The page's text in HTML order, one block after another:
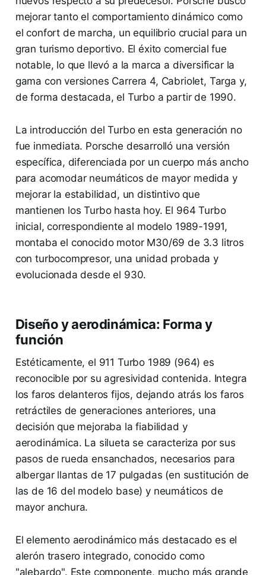
mejorar tanto el comportamiento dinámico como
el confort de marcha, un equilibrio crucial para un
gran turismo deportivo. El éxito comercial fue
notable, lo que llevó a la marca a diversificar la
gama con versiones Carrera 4, Cabriolet, Targa y,
de forma destacada, el Turbo a partir de 1990.
La introducción del Turbo en esta generación no
fue inmediata. Porsche desarrolló una versión
específica, diferenciada por un cuerpo más ancho
para acomodar neumáticos de mayor medida y
mejorar la estabilidad, un distintivo que
mantienen los Turbo hasta hoy. El 964 Turbo
inicial, correspondiente al modelo 1989-1991,
montaba el conocido motor M30/69 de 3.3 litros
con turbocompresor, una unidad probada y
evolucionada desde el 930.
Diseño y aerodinámica: Forma y
función
Estéticamente, el 911 Turbo 1989 (964) es
reconocible por su agresividad contenida. Integra
los faros delanteros fijos, dejando atrás los faros
retráctiles de generaciones anteriores, una
decisión que mejoraba la fiabilidad y
aerodinámica. La silueta se caracteriza por sus
pasos de rueda ensanchados, necesarios para
albergar llantas de 17 pulgadas (en sustitución de
las de 16 del modelo base) y neumáticos de
mayor anchura.
El elemento aerodinámico más destacado es el
alerón trasero integrado, conocido como
"alebardo". Este componente, mucho más grande